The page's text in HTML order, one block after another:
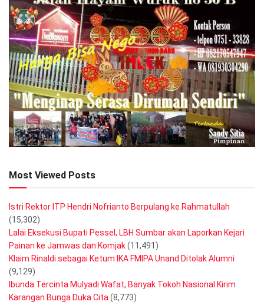
Most Viewed Posts
Istri Rektor ITP Hendri Nofrianto Berpulang ke Rahmatullah
(15,302)
Lalai Eksekusi Bupati Pessel, LBH Sumbar akan Laporkan Kejari
Painan ke Jamwas dan Komjak(11,491)
Klaim Rinaldi sebagai Ketum IKA FMIPA Unand Ditolak Alumni
(9,129)
Ibunda Tercinta Mulyadi Wafat, Banyak Tokoh Nasional Kirim
Karangan Bunga Duka Cita(8,773)